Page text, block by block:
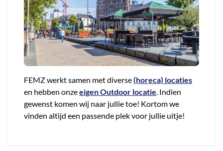
FEMZ werkt samen met diverse(horeca) locaties
en hebben onzeeigen Outdoor locatie. Indien
gewenst komen wij naar jullie toe! Kortom we
vinden altijd een passende plek voor jullie uitje!